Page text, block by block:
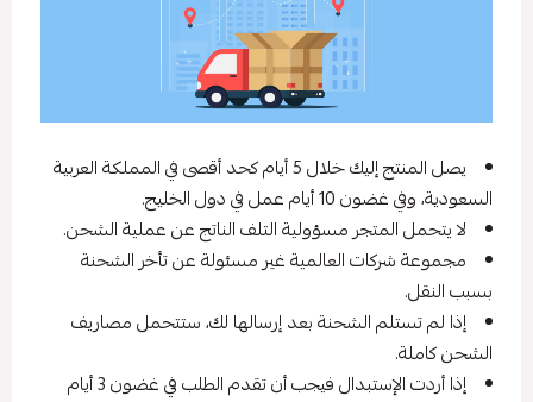
يصل المنتج إليك خلال 5 أيام كحد أقصى في المملكة العربية
السعودية، وفي غضون 10 أيام عمل في دول الخليج.
لا يتحمل المتجر مسؤولية التلف الناتج عن عملية الشحن.
مجموعة شركات العالمية غير مسئولة عن تأخر الشحنة
بسبب النقل.
إذا لم تستلم الشحنة بعد إرسالها لك، ستتحمل مصاريف
الشحن كاملة.
إذا أردت الإستبدال فيجب أن تقدم الطلب في غضون 3 أيام